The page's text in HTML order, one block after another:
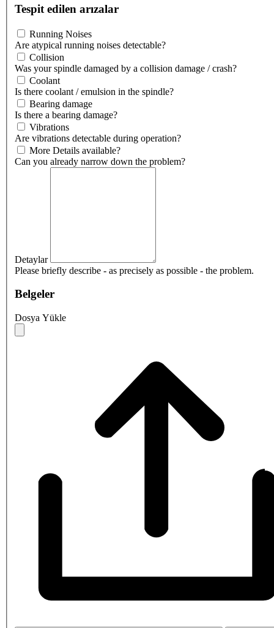
Tespit edilen arızalar
Running Noises
Are atypical running noises detectable?
Collision
Was your spindle damaged by a collision damage / crash?
Coolant
Is there coolant / emulsion in the spindle?
Bearing damage
Is there a bearing damage?
Vibrations
Are vibrations detectable during operation?
More Details available?
Can you already narrow down the problem?
Detaylar
Please briefly describe - as precisely as possible - the problem.
Belgeler
Dosya Yükle